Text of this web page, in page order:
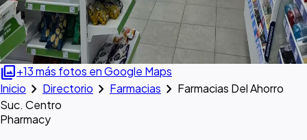
photo_library+13 más fotos en Google Maps
Inicio chevron_right Directorio chevron_right Farmacias chevron_right Farmacias Del Ahorro
Suc. Centro
Pharmacy